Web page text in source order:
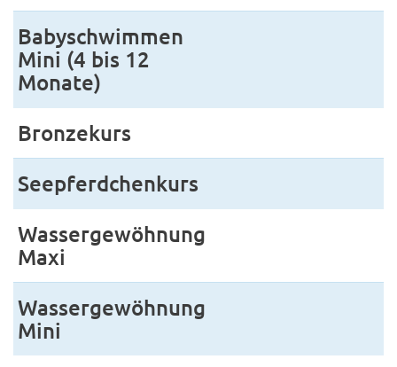
Babyschwimmen
Mini (4 bis 12
Monate)
Bronzekurs
Seepferdchenkurs
Wassergewöhnung
Maxi
Wassergewöhnung
Mini